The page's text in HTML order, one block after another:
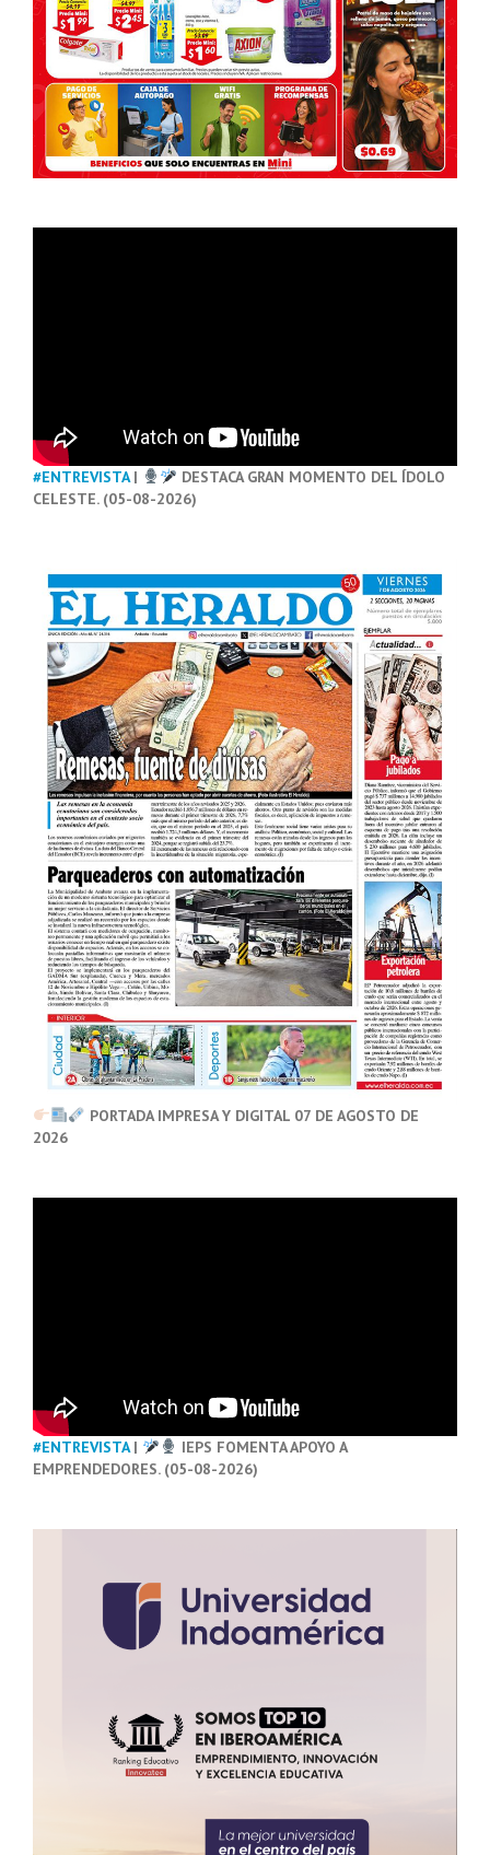
#ENTREVISTA|
DESTACA GRAN MOMENTO DEL ÍDOLO
CELESTE. (05-08-2026)
PORTADA IMPRESA Y DIGITAL 07 DE AGOSTO DE
2026
#ENTREVISTA|
IEPS FOMENTA APOYO A
EMPRENDEDORES. (05-08-2026)